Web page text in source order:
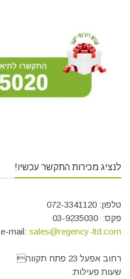
לנציג מכירות התקשר עכשיו!
טלפון: 072-3341120
פקס: 03-9235030
e-mail: sales@regency-ltd.com
רחוב אפעל 23 פתח תקווה
שעות פעילות: